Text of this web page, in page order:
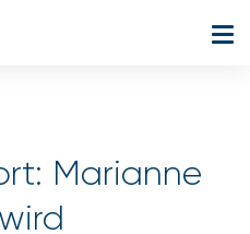
Marianne